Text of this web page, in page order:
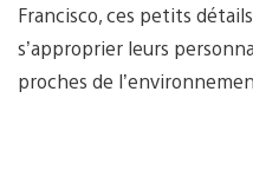
Francisco, ces petits
s’approprier leurs
proches de